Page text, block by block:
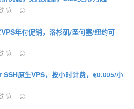
览
年付促销，洛杉矶/圣何塞/纽约可
览
原生VPS，按小时计费，€0.005/小
览